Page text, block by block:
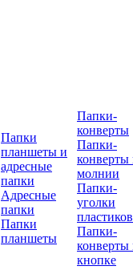
Папки
планшеты и
адресные
папки
Адресные
папки
Папки
планшеты
Папки-
конверты
Папки-
конверты
молнии
Папки-
уголки
Папки-
конверты
кнопке